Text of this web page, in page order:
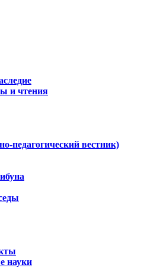
и чтения
педагогический вестник)
науки